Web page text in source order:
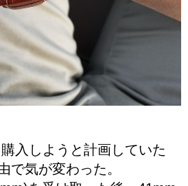
入しようと計画していた
で気が変わった。